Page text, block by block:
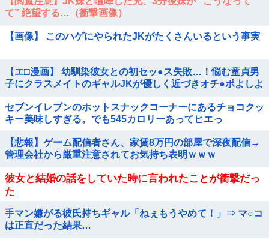
て” 絶望する…（衝撃画像）
【画像】 このハゲにやられたJKがたくさんいるという事実
【エ□漫画】 幼馴染彼女との初セッ●ス失敗…！悩む童貞男
子にクラスメイトのギャルJKが優しく近づきオチ●ポよしよ
セブンイレブンのホットスナックコーナーにあるチョコクッ
キー美味しすぎる。でも545カロリーあってヒエっ
【悲報】ゲーム配信者さん、家賃8万円の部屋で深夜配信→
管理会社から厳重注意されてお気持ち表明ｗｗｗ
彼女と結婚の話をしていた時に言われたことが衝撃だっ
た
手マン嫌がる彼氏持ちギャル「ねぇもうやめて！」⇒ マ○コ
は正直だった結果…